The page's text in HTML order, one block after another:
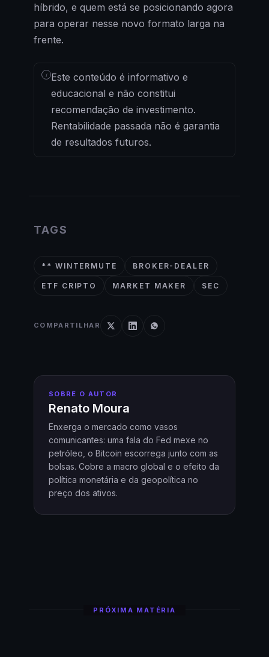
híbrido, e quem está se posicionando agora
para operar nesse novo formato larga na
frente.
i Este conteúdo é informativo e
educacional e não constitui
recomendação de investimento.
Rentabilidade passada não é garantia
de resultados futuros.
TAGS
** WINTERMUTE BROKER-DEALER
ETF CRIPTO MARKET MAKER SEC
COMPARTILHAR
SOBRE O AUTOR
Renato Moura
Enxerga o mercado como vasos
comunicantes: uma fala do Fed mexe no
petróleo, o Bitcoin escorrega junto com as
bolsas. Cobre a macro global e o efeito da
política monetária e da geopolítica no
preço dos ativos.
PRÓXIMA MATÉRIA